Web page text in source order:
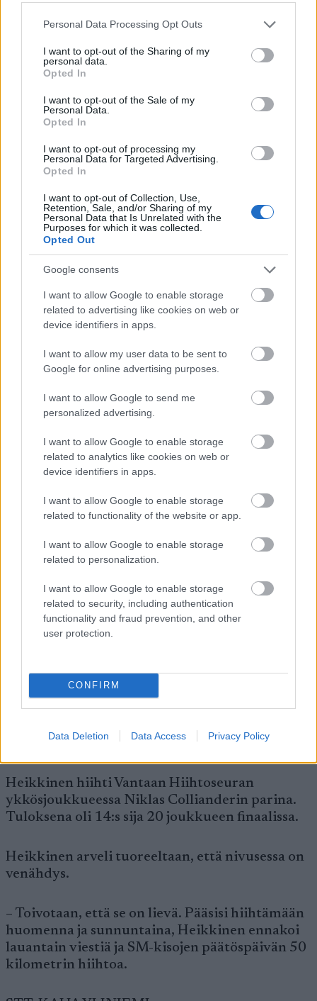
Please note that this website/app uses one or more Google
not limited to your visit or usage behaviour. You may click to
grant or deny consent to Google and its third-party tags to
use your data for below specified purposes in below Google
consent section.
Personal Data Processing Opt Outs
I want to opt-out of the Sharing of my
personal data.
Opted In
I want to opt-out of the Sale of my
Personal Data.
Opted In
I want to opt-out of processing my
Personal Data for Targeted Advertising.
Opted In
I want to opt-out of Collection, Use,
Retention, Sale, and/or Sharing of my
Personal Data that Is Unrelated with the
Purposes for which it was collected.
Opted Out
Google consents
I want to allow Google to enable storage
related to advertising like cookies on web or
device identifiers in apps.
I want to allow my user data to be sent to
Google for online advertising purposes.
I want to allow Google to send me
personalized advertising.
I want to allow Google to enable storage
related to analytics like cookies on web or
device identifiers in apps.
I want to allow Google to enable storage
related to functionality of the website or app.
I want to allow Google to enable storage
related to personalization.
I want to allow Google to enable storage
related to security, including authentication
functionality and fraud prevention, and other
user protection.
CONFIRM
Data Deletion Data Access Privacy Policy
vahvimmaksi, sillä Kouvola jäi 0,2 sekunnin ja
päähän.
tykin suusta, joten sain muita kiinni, Pentsinen
kertasi nousuaan loppukiritaistoon.
Jämsänkoskelaisten Petotiimi on voittanut SM-
pronssin. Jelonen on ollut mukana joka kerta, ja
joukkue hamuaa mitaliputkelle jatkoa lauantain
4×10 kilometrillä.
Mestaruuden karkaamisesta itseään syyttänyt
Jauhojärvi voitti Kontiolahdella uransa 50. SM-
mitalin. Lukemassa ovat mukana myös nuorten
sarjojen SM-prenikat Hopeasompa-ikää lukuun
nivuseensa
Matti Heikkinen irvisteli perjantaina kivusta
Kontiolahden ampumahiihtostadionilla.
Jyväskyläläinen Heikkinen piteli jääpussia
oikean nivusensa kohdalla, koska loukkaantui
parisprintin SM-kilpailun viimeisellä
Heikkinen ei ole aiemmin loukkaantunut
vastaavasti. Vamma syntyi, kun hän kiristi
vauhtia stadionilta nousevalla sillalla. Hän
pysähtyi muutamaksi sekunniksi, kumartui
pitelemään nivustaan ja hiihteli maltilla
– Niin kuin joku olisi puukon lyönyt nivusiin. Ei
kyllä kukaan ole koskaan puukolla lyönyt,
mutta näin voisin kuvitella, Heikkinen
luonnehti.
Heikkinen hiihti Vantaan Hiihtoseuran
ykkösjoukkueessa Niklas Collianderin parina.
Tuloksena oli 14:s sija 20 joukkueen finaalissa.
Heikkinen arveli tuoreeltaan, että nivusessa on
venähdys.
– Toivotaan, että se on lievä. Pääsisi hiihtämään
huomenna ja sunnuntaina, Heikkinen ennakoi
lauantain viestiä ja SM-kisojen päätöspäivän 50
kilometrin hiihtoa.